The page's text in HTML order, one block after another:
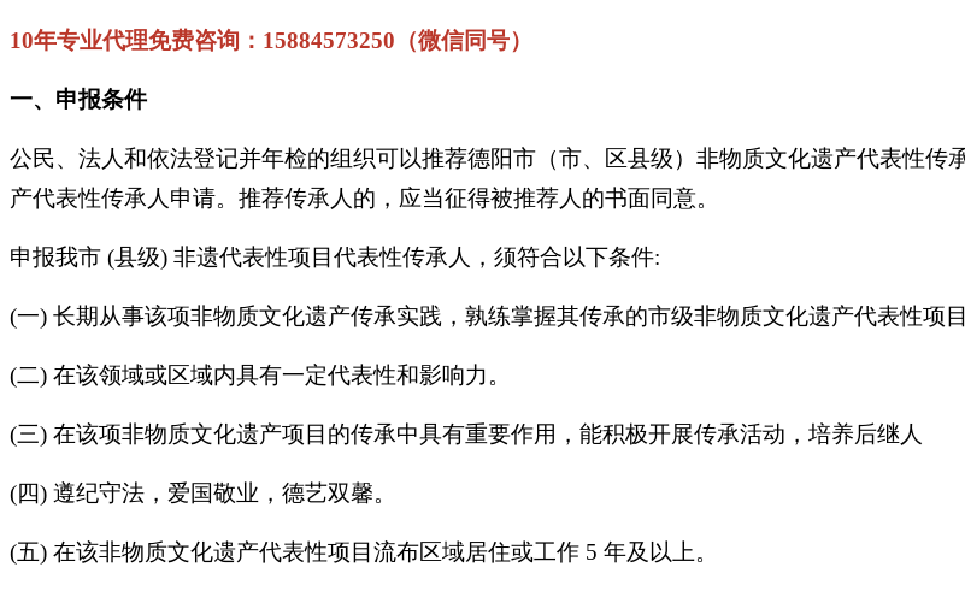
10年专业代理免费咨询：15884573250（微信同号）
一、申报条件
公民、法人和依法登记并年检的组织可以推荐德阳市（市、区县级）非物质文化遗产代表性
产代表性传承人申请。推荐传承人的，应当征得被推荐人的书面同意。
申报我市 (县级) 非遗代表性项目代表性传承人，须符合以下条件:
(一) 长期从事该项非物质文化遗产传承实践，孰练掌握其传承的市级非物质文化遗产代表性项
(二) 在该领域或区域内具有一定代表性和影响力。
(三) 在该项非物质文化遗产项目的传承中具有重要作用，能积极开展传承活动，培养后继人
(四) 遵纪守法，爱国敬业，德艺双馨。
(五) 在该非物质文化遗产代表性项目流布区域居住或工作 5 年及以上。